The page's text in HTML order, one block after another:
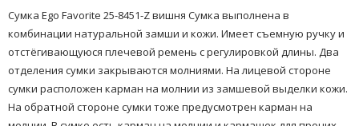
Сумка Ego Favorite 25-8451-Z вишня ​Сумка выполнена в
комбинации натуральной замши и кожи. Имеет съемную ручку и
отстёгивающуюся плечевой ремень с регулировкой длины. Два
отделения сумки закрываются молниями. На лицевой стороне
сумки расположен карман на молнии из замшевой выделки кожи.
На обратной стороне сумки тоже предусмотрен карман на